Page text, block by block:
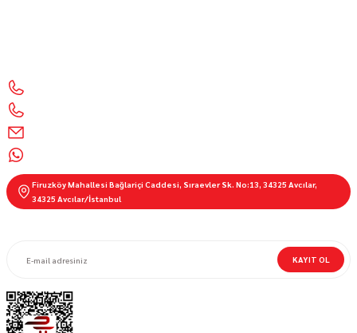
Firuzköy Mahallesi Bağlariçi Caddesi, Sıraevler Sk. No:13, 34325 Avcılar,
34325 Avcılar/İstanbul
KAYIT OL